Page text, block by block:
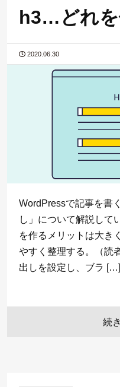
h3…どれを
2020.06.30
WordPressで記事を書
し」について解説して
を作るメリットは大き
やすく整理する。（読
出しを設定し、ブラ […]
続